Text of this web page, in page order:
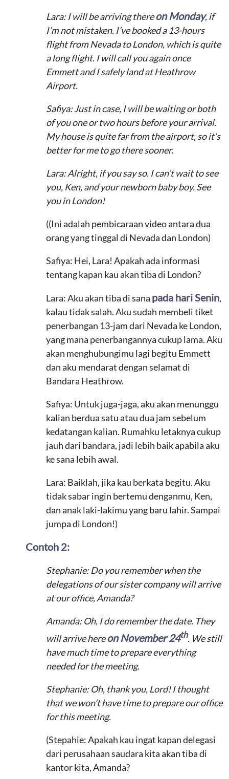
Lara: I will be arriving thereon Monday, if
I’m not mistaken. I’ve booked a 13-hours
flight from Nevada to London, which is quite
a long flight. I will call you again once
Emmett and I safely land at Heathrow
Airport.
Safiya: Just in case, I will be waiting or both
of you one or two hours before your arrival.
My house is quite far from the airport, so it’s
better for me to go there sooner.
Lara: Alright, if you say so. I can’t wait to see
you, Ken, and your newborn baby boy. See
you in London!
((Ini adalah pembicaraan video antara dua
orang yang tinggal di Nevada dan London)
Safiya: Hei, Lara! Apakah ada informasi
tentang kapan kau akan tiba di London?
Lara: Aku akan tiba di sana pada hari Senin,
kalau tidak salah. Aku sudah membeli tiket
penerbangan 13-jam dari Nevada ke London,
yang mana penerbangannya cukup lama. Aku
akan menghubungimu lagi begitu Emmett
dan aku mendarat dengan selamat di
Bandara Heathrow.
Safiya: Untuk juga-jaga, aku akan menunggu
kalian berdua satu atau dua jam sebelum
kedatangan kalian. Rumahku letaknya cukup
jauh dari bandara, jadi lebih baik apabila aku
ke sana lebih awal.
Lara: Baiklah, jika kau berkata begitu. Aku
tidak sabar ingin bertemu denganmu, Ken,
dan anak laki-lakimu yang baru lahir. Sampai
jumpa di London!)
Contoh 2:
Stephanie: Do you remember when the
delegations of our sister company will arrive
at our office, Amanda?
Amanda: Oh, I do remember the date. They
will arrive hereon November 24th. We still
have much time to prepare everything
needed for the meeting.
Stephanie: Oh, thank you, Lord! I thought
that we won’t have time to prepare our office
for this meeting.
(Stepahie: Apakah kau ingat kapan delegasi
dari perusahaan saudara kita akan tiba di
kantor kita, Amanda?